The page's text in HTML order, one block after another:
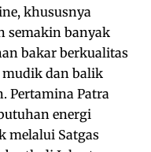
khususnya
semakin banyak
bakar berkualitas
dan balik
Pertamina Patra
energi
melalui Satgas